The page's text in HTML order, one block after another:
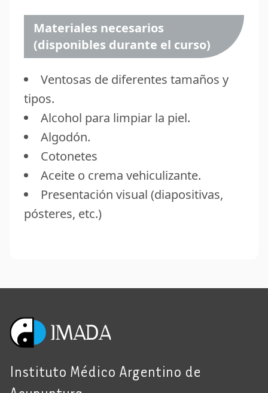
Materiales necesarios
(disponibles durante el curso)
Ventosas de diferentes tamaños y
tipos.
Alcohol para limpiar la piel.
Algodón.
Cotonetes
Aceite o crema vehiculizante.
Presentación visual (diapositivas,
pósteres, etc.)
Instituto Médico Argentino de